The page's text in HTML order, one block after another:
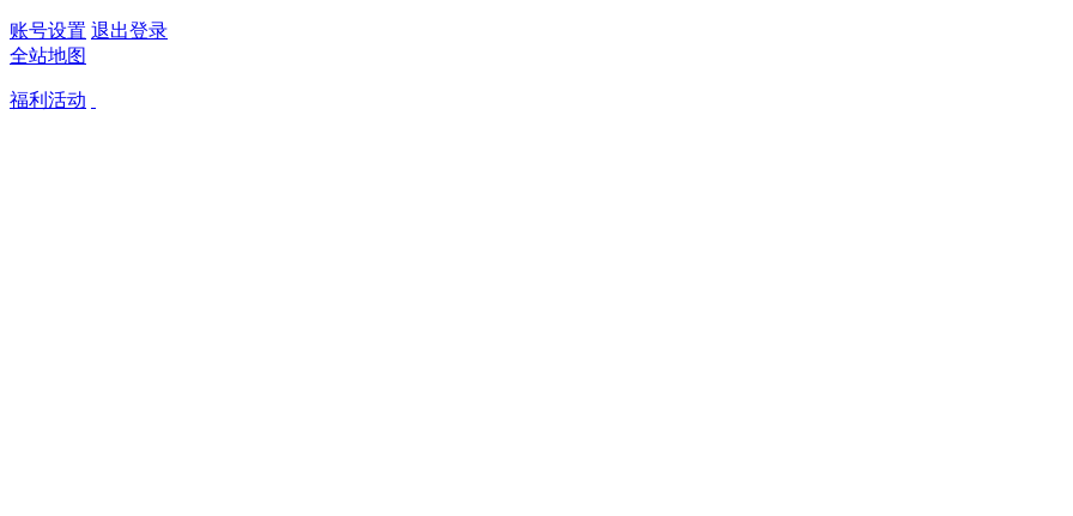
账号设置 退出登录
全站地图
福利活动